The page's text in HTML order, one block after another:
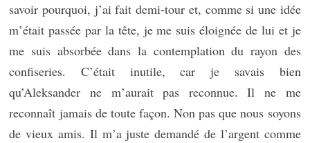
savoir pourquoi, j’ai fait demi-tour et, comme si une idée
m’était passée par la tête, je me suis éloignée de lui et je
me suis absorbée dans la contemplation du rayon des
confiseries. C’était inutile, car je savais bien
qu’Aleksander ne m’aurait pas reconnue. Il ne me
reconnaît jamais de toute façon. Non pas que nous soyons
de vieux amis. Il m’a juste demandé de l’argent comme